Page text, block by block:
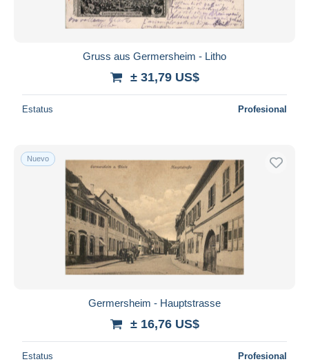
Gruss aus Germersheim - Litho
± 31,79 US$
Estatus Profesional
Nuevo
Germersheim - Hauptstrasse
± 16,76 US$
Estatus Profesional